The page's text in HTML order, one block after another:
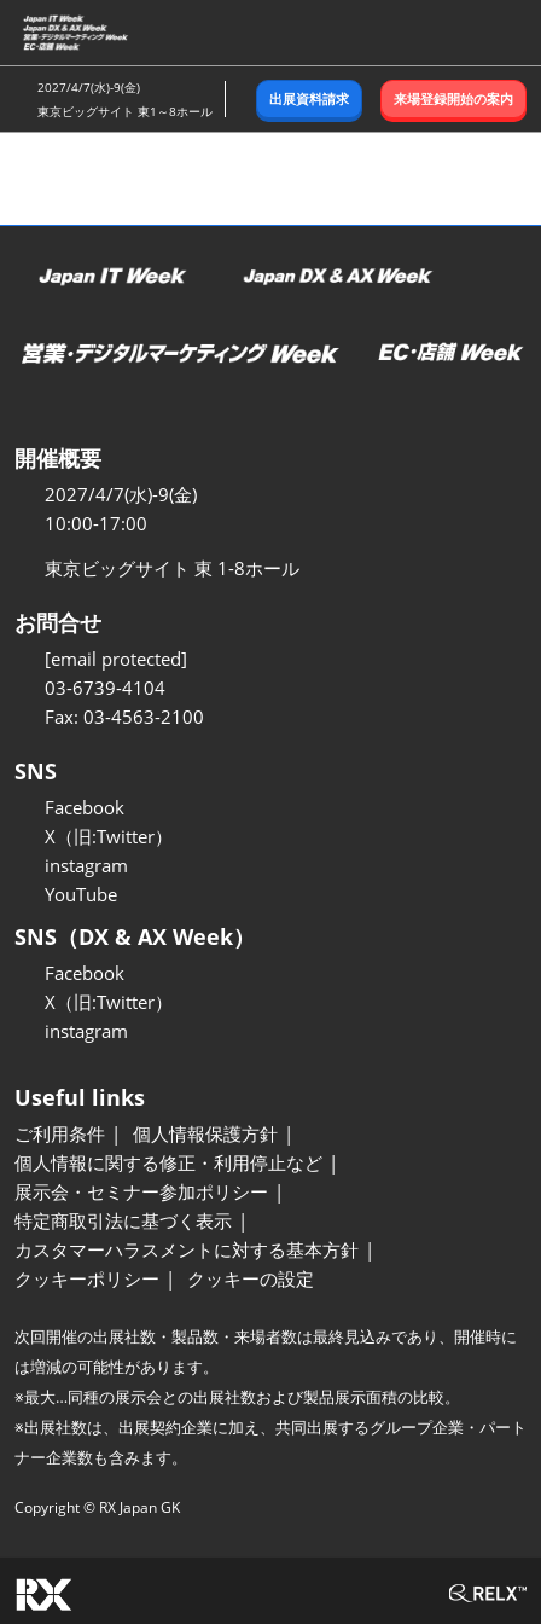
ス
キ
ッ
し
む
2027/4/7(水)-9(金)
東京ビッグサイト 東1～8ホール
出展資料請求 来場登録開始の案内
開催概要
2027/4/7(水)-9(金)
10:00-17:00
東京ビッグサイト 東 1-8ホール
お問合せ
[email protected]
03-6739-4104
Fax: 03-4563-2100
SNS
Facebook
X（旧:Twitter）
instagram
YouTube
SNS（DX & AX Week）
Facebook
X（旧:Twitter）
instagram
Useful links
ご利用条件
個人情報保護方針
個人情報に関する修正・利用停止など
展示会・セミナー参加ポリシー
特定商取引法に基づく表示
カスタマーハラスメントに対する基本方針
クッキーポリシー
クッキーの設定
次回開催の出展社数・製品数・来場者数は最終見込みであり、開催時に
は増減の可能性があります。
※最大…同種の展示会との出展社数および製品展示面積の比較。
※出展社数は、出展契約企業に加え、共同出展するグループ企業・パート
ナー企業数も含みます。
Copyright © RX Japan GK